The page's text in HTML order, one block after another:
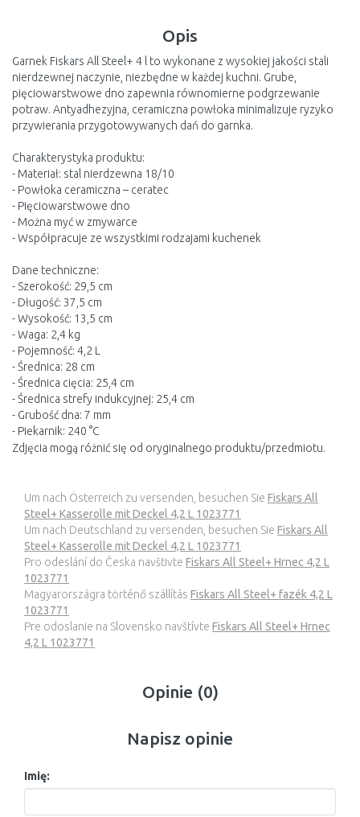
Opis
Garnek Fiskars All Steel+ 4 l to wykonane z wysokiej jakości stali
nierdzewnej naczynie, niezbędne w każdej kuchni. Grube,
pięciowarstwowe dno zapewnia równomierne podgrzewanie
potraw. Antyadhezyjna, ceramiczna powłoka minimalizuje ryzyko
przywierania przygotowywanych dań do garnka.
Charakterystyka produktu:
- Materiał: stal nierdzewna 18/10
- Powłoka ceramiczna – ceratec
- Pięciowarstwowe dno
- Można myć w zmywarce
- Współpracuje ze wszystkimi rodzajami kuchenek
Dane techniczne:
- Szerokość: 29,5 cm
- Długość: 37,5 cm
- Wysokość: 13,5 cm
- Waga: 2,4 kg
- Pojemność: 4,2 L
- Średnica: 28 cm
- Średnica cięcia: 25,4 cm
- Średnica strefy indukcyjnej: 25,4 cm
- Grubość dna: 7 mm
- Piekarnik: 240 °C
Zdjęcia mogą różnić się od oryginalnego produktu/przedmiotu.
Um nach Österreich zu versenden, besuchen Sie Fiskars All
Steel+ Kasserolle mit Deckel 4,2 L 1023771
Um nach Deutschland zu versenden, besuchen Sie Fiskars All
Steel+ Kasserolle mit Deckel 4,2 L 1023771
Pro odeslání do Česka navštivte Fiskars All Steel+ Hrnec 4,2 L
1023771
Magyarországra történő szállítás Fiskars All Steel+ fazék 4,2 L
1023771
Pre odoslanie na Slovensko navštívte Fiskars All Steel+ Hrnec
4,2 L 1023771
Opinie (0)
Napisz opinie
Imię: